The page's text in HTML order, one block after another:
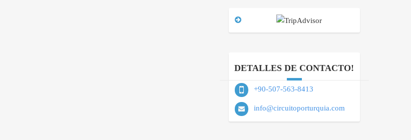
DETALLES DE CONTACTO!
+90-507-563-8413
info@circuitoporturquia.com